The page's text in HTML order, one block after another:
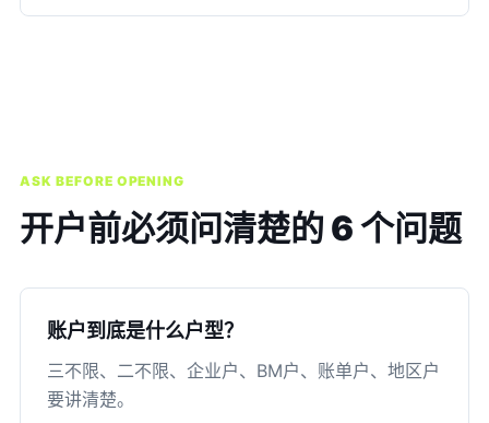
ASK BEFORE OPENING
开户前必须问清楚的 6 个问题
账户到底是什么户型？
三不限、二不限、企业户、BM户、账单户、地区户
要讲清楚。